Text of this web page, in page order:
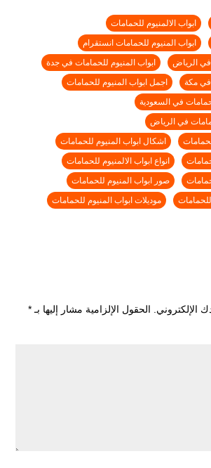
ابواب الالمنيوم للحمامات
ابواب المنيوم للحمامات انستقرام
في الرياض
ابواب المنيوم للحمامات في جدة
في مكة
اجمل ابواب المنيوم للحمامات
في السعودية
في الرياض
اشكال ابواب المنيوم للحمامات
انواع ابواب الالمنيوم للحمامات
صور ابواب المنيوم للحمامات
موديلات ابواب المنيوم للحمامات
الإلكتروني. الحقول الإلزامية مشار إليها بـ*